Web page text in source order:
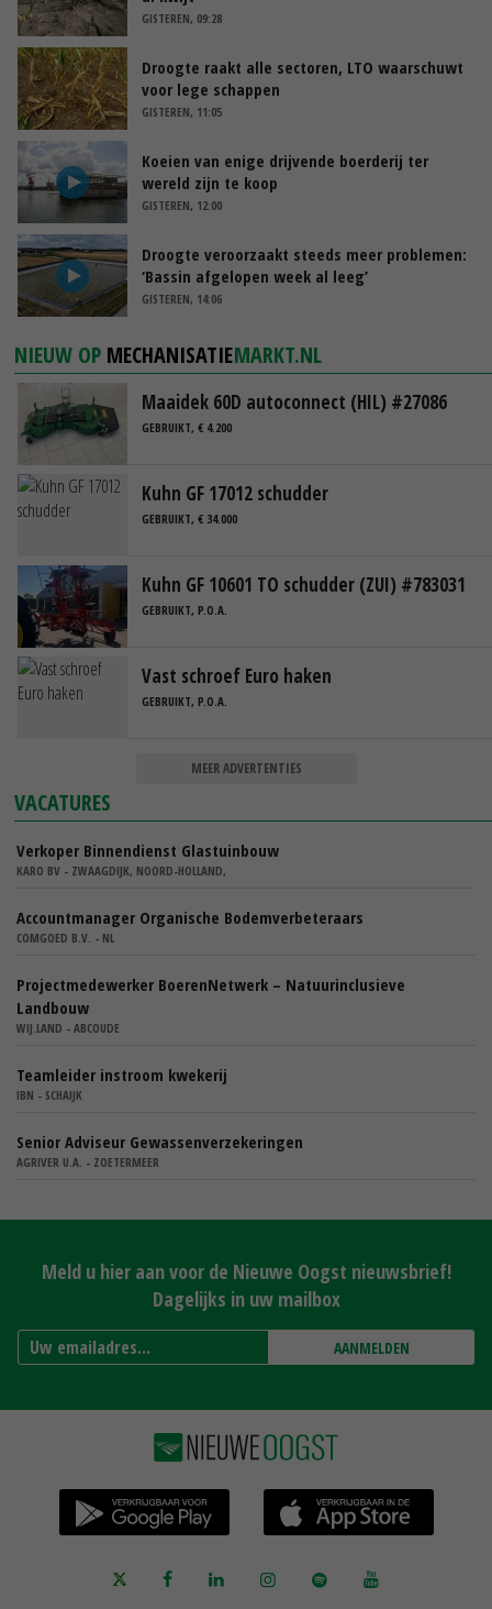
GISTEREN, 09:28
Droogte raakt alle sectoren, LTO waarschuwt
voor lege schappen
GISTEREN, 11:05
Koeien van enige drijvende boerderij ter
wereld zijn te koop
GISTEREN, 12:00
Droogte veroorzaakt steeds meer problemen:
‘Bassin afgelopen week al leeg’
GISTEREN, 14:06
NIEUW OP MECHANISATIEMARKT.NL
Maaidek 60D autoconnect (HIL) #27086
GEBRUIKT, € 4.200
Kuhn GF 17012 schudder
GEBRUIKT, € 34.000
Kuhn GF 10601 TO schudder (ZUI) #783031
GEBRUIKT, P.O.A.
Vast schroef Euro haken
GEBRUIKT, P.O.A.
MEER ADVERTENTIES
VACATURES
Verkoper Binnendienst Glastuinbouw
KARO BV - ZWAAGDIJK, NOORD-HOLLAND,
Accountmanager Organische Bodemverbeteraars
COMGOED B.V. - NL
Projectmedewerker BoerenNetwerk – Natuurinclusieve
Landbouw
WIJ.LAND - ABCOUDE
Teamleider instroom kwekerij
IBN - SCHAIJK
Senior Adviseur Gewassenverzekeringen
AGRIVER U.A. - ZOETERMEER
Meld u hier aan voor de Nieuwe Oogst nieuwsbrief!
Dagelijks in uw mailbox
AANMELDEN